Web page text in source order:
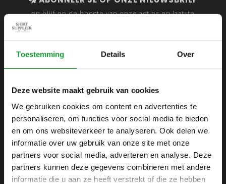
Toestemming Details Over
Deze website maakt gebruik van cookies
We gebruiken cookies om content en advertenties te
personaliseren, om functies voor social media te bieden
en om ons websiteverkeer te analyseren. Ook delen we
informatie over uw gebruik van onze site met onze
partners voor social media, adverteren en analyse. Deze
partners kunnen deze gegevens combineren met andere
informatie die u aan ze heeft verstrekt of die ze hebben
en blijf op de hoogte van onze acties en laatste
SHIRTSUPPLIER.NL
Webshop voor mannen
Zijlijnstraat 24
1433 DC
+31 6 42 52 32 80